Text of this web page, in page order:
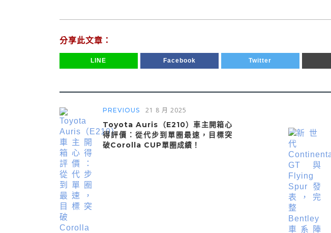
分享此文章：
LINE Facebook Twitter
PREVIOUS 21 8 月 2025
Toyota Auris（E210）車主開箱心
得評價：從代步到單圈最速，目標突
破Corolla CUP單圈成績！